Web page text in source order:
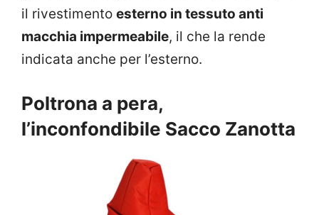
il rivestimento esterno in tessuto anti
macchia impermeabile, il che la rende
indicata anche per l’esterno.
Poltrona a pera,
l’inconfondibile Sacco Zanotta